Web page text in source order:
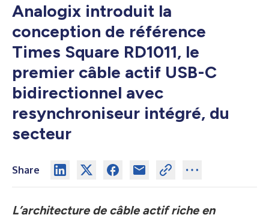
Analogix introduit la
conception de référence
Times Square RD1011, le
premier câble actif USB-C
bidirectionnel avec
resynchroniseur intégré, du
secteur
Share
L’architecture de câble actif riche en